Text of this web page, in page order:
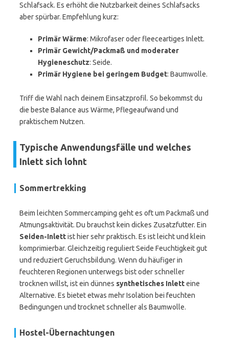
Schlafsack. Es erhöht die Nutzbarkeit deines Schlafsacks
aber spürbar. Empfehlung kurz:
Primär Wärme: Mikrofaser oder fleeceartiges Inlett.
Primär Gewicht/Packmaß und moderater
Hygieneschutz: Seide.
Primär Hygiene bei geringem Budget: Baumwolle.
Triff die Wahl nach deinem Einsatzprofil. So bekommst du
die beste Balance aus Wärme, Pflegeaufwand und
praktischem Nutzen.
Typische Anwendungsfälle und welches
Inlett sich lohnt
Sommertrekking
Beim leichten Sommercamping geht es oft um Packmaß und
Atmungsaktivität. Du brauchst kein dickes Zusatzfutter. Ein
Seiden-Inlettist hier sehr praktisch. Es ist leicht und klein
komprimierbar. Gleichzeitig reguliert Seide Feuchtigkeit gut
und reduziert Geruchsbildung. Wenn du häufiger in
feuchteren Regionen unterwegs bist oder schneller
trocknen willst, ist ein dünnes synthetisches Inletteine
Alternative. Es bietet etwas mehr Isolation bei feuchten
Bedingungen und trocknet schneller als Baumwolle.
Hostel-Übernachtungen